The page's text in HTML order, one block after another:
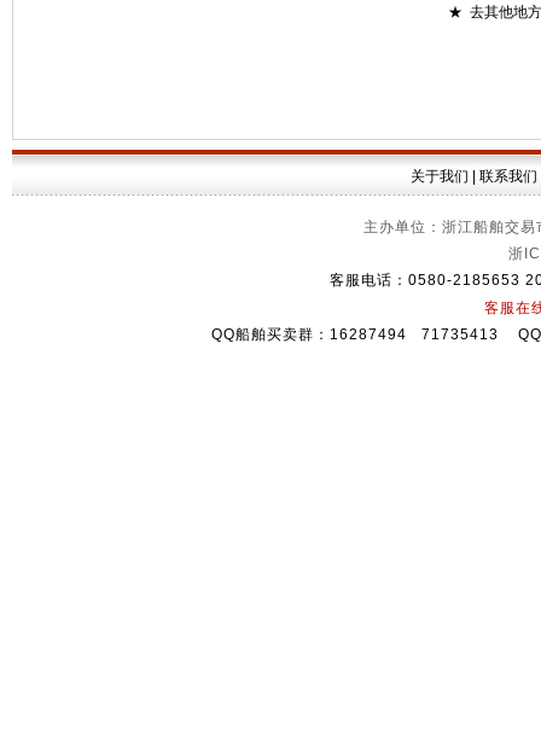
★ 去其他地
关于我们 联系我们
主办单位：浙江船舶交
浙
客服电话：0580-2185653
客服在
QQ船舶买卖群：16287494 71735413